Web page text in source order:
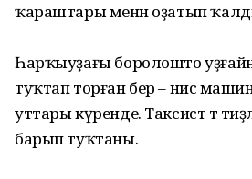
ҡараштары менән оҙатып
Һарҡыуҙағы боролошто
туҡтап торған бер – нисә
уттары күренде. Таксист тә
барып туҡтаны.